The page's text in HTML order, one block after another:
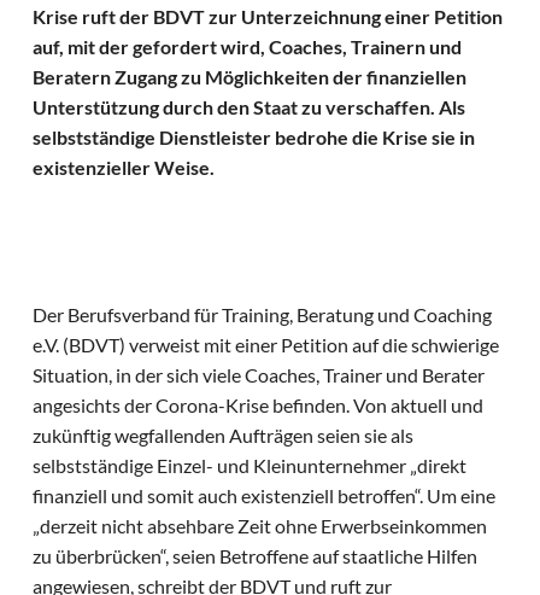
Krise ruft der BDVT zur Unterzeichnung einer Petition
auf, mit der gefordert wird, Coaches, Trainern und
Beratern Zugang zu Möglichkeiten der finanziellen
Unterstützung durch den Staat zu verschaffen. Als
selbstständige Dienstleister bedrohe die Krise sie in
existenzieller Weise.
Der Berufsverband für Training, Beratung und Coaching
e.V. (BDVT) verweist mit einer Petition auf die schwierige
Situation, in der sich viele Coaches, Trainer und Berater
angesichts der Corona-Krise befinden. Von aktuell und
zukünftig wegfallenden Aufträgen seien sie als
selbstständige Einzel- und Kleinunternehmer „direkt
finanziell und somit auch existenziell betroffen“. Um eine
„derzeit nicht absehbare Zeit ohne Erwerbseinkommen
zu überbrücken“, seien Betroffene auf staatliche Hilfen
angewiesen, schreibt der BDVT und ruft zur